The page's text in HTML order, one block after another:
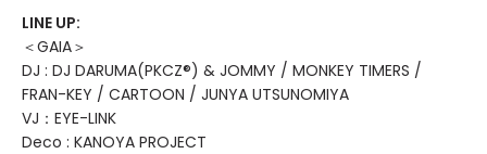
LINE UP:
＜GAIA＞
DJ : DJ DARUMA(PKCZ®) & JOMMY / MONKEY TIMERS /
FRAN-KEY / CARTOON / JUNYA UTSUNOMIYA
VJ：EYE-LINK
Deco : KANOYA PROJECT